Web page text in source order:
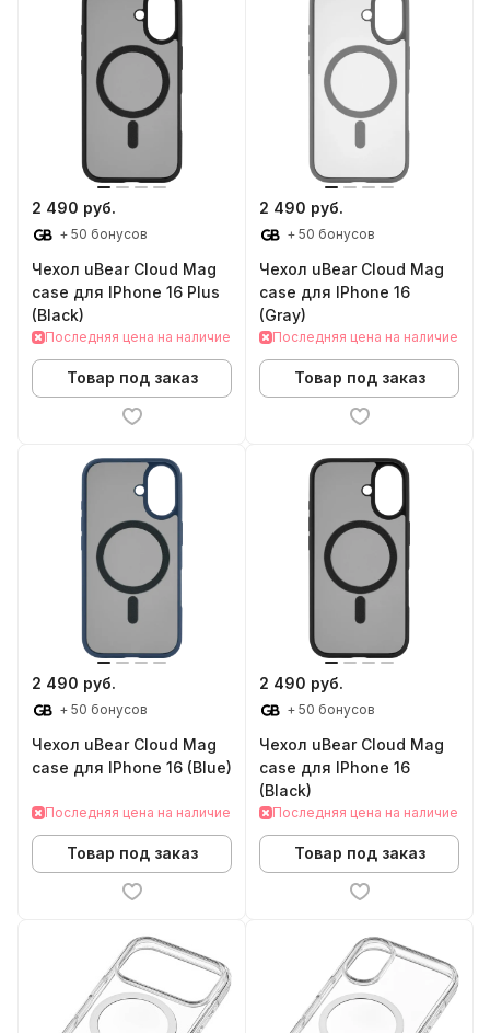
2 490 руб.
+ 50 бонусов
Чехол uBear Cloud Mag
case для IPhone 16 Plus
(Black)
Последняя цена на наличие
Товар под заказ
2 490 руб.
+ 50 бонусов
Чехол uBear Cloud Mag
case для IPhone 16
(Gray)
Последняя цена на наличие
Товар под заказ
2 490 руб.
+ 50 бонусов
Чехол uBear Cloud Mag
case для IPhone 16 (Blue)
Последняя цена на наличие
Товар под заказ
2 490 руб.
+ 50 бонусов
Чехол uBear Cloud Mag
case для IPhone 16
(Black)
Последняя цена на наличие
Товар под заказ